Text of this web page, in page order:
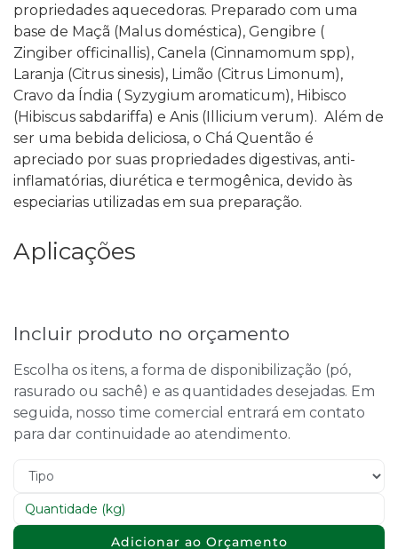
propriedades aquecedoras. Preparado com uma
base de Maçã (Malus doméstica), Gengibre (
Zingiber officinallis), Canela (Cinnamomum spp),
Laranja (Citrus sinesis), Limão (Citrus Limonum),
Cravo da Índia ( Syzygium aromaticum), Hibisco
(Hibiscus sabdariffa) e Anis (Illicium verum). Além de
ser uma bebida deliciosa, o Chá Quentão é
apreciado por suas propriedades digestivas, anti-
inflamatórias, diurética e termogênica, devido às
especiarias utilizadas em sua preparação.
Aplicações
Incluir produto no orçamento
Escolha os itens, a forma de disponibilização (pó,
rasurado ou sachê) e as quantidades desejadas. Em
seguida, nosso time comercial entrará em contato
para dar continuidade ao atendimento.
Adicionar ao Orçamento